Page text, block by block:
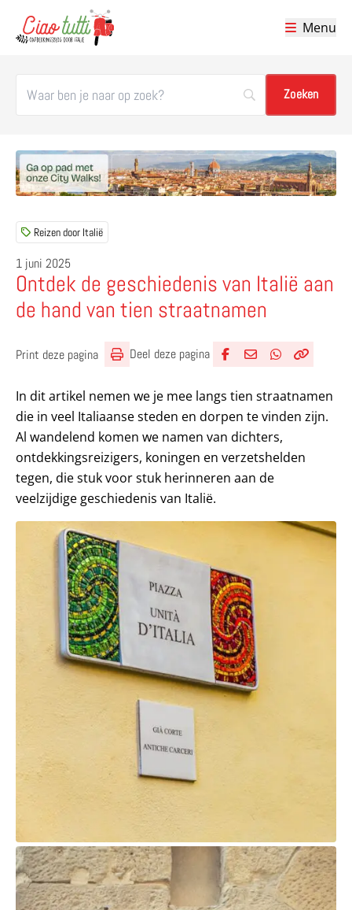
Menu
Reizen door Italië
1 juni 2025
Ontdek de geschiedenis van Italië aan
de hand van tien straatnamen
Print deze pagina Deel deze pagina
In dit artikel nemen we je mee langs tien straatnamen
die in veel Italiaanse steden en dorpen te vinden zijn.
Al wandelend komen we namen van dichters,
ontdekkingsreizigers, koningen en verzetshelden
tegen, die stuk voor stuk herinneren aan de
veelzijdige geschiedenis van Italië.